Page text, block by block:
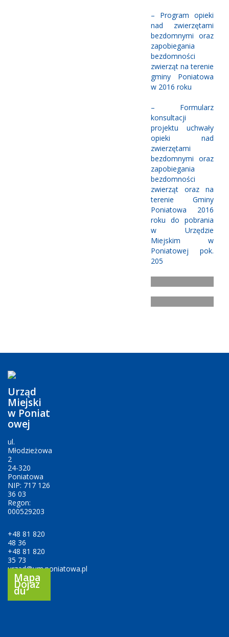
– Program opieki
nad zwierzętami
bezdomnymi oraz
zapobiegania
bezdomności
zwierząt na terenie
gminy Poniatowa
w 2016 roku
– Formularz
konsultacji
projektu uchwały
opieki nad
zwierzętami
bezdomnymi oraz
zapobiegania
bezdomności
zwierząt oraz na
terenie Gminy
Poniatowa 2016
roku do pobrania
w Urzędzie
Miejskim w
Poniatowej pok.
205
Urząd
Miejski
w Poniat
owej
ul.
Młodzieżowa
2
24-320
Poniatowa
NIP: 717 126
36 03
Regon:
000529203
+48 81 820
48 36
+48 81 820
35 73
urzad@um.poniatowa.pl
Mapa
Dojaz
Du